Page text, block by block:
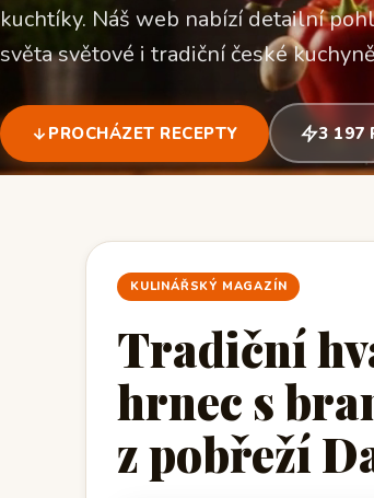
kuchtíky. Náš web nabízí detailní
světa světové i tradiční české
PROCHÁZET RECEPTY 3 197
KULINÁŘSKÝ MAGAZÍN
Tradiční
hrnec s
z pobřeží